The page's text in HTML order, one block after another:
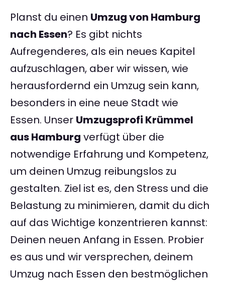
Planst du einen Umzug von Hamburg
nach Essen? Es gibt nichts
Aufregenderes, als ein neues Kapitel
aufzuschlagen, aber wir wissen, wie
herausfordernd ein Umzug sein kann,
besonders in eine neue Stadt wie
Essen. Unser Umzugsprofi Krümmel
aus Hamburg verfügt über die
notwendige Erfahrung und Kompetenz,
um deinen Umzug reibungslos zu
gestalten. Ziel ist es, den Stress und die
Belastung zu minimieren, damit du dich
auf das Wichtige konzentrieren kannst:
Deinen neuen Anfang in Essen. Probier
es aus und wir versprechen, deinem
Umzug nach Essen den bestmöglichen